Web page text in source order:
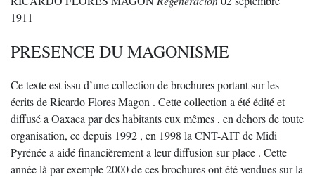
1911
PRESENCE DU MAGONISME
Ce texte est issu d’une collection de brochures portant sur les
écrits de Ricardo Flores Magon . Cette collection a été édité et
diffusé a Oaxaca par des habitants eux mêmes , en dehors de toute
organisation, ce depuis 1992 , en 1998 la CNT-AIT de Midi
Pyrénée a aidé financièrement a leur diffusion sur place . Cette
année là par exemple 2000 de ces brochures ont été vendues sur la